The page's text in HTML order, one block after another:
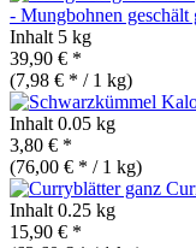
- Mungbohnen geschält
Inhalt 5 kg
39,90 € *
(7,98 € * / 1 kg)
Inhalt 0.05 kg
3,80 € *
(76,00 € * / 1 kg)
Inhalt 0.25 kg
15,90 € *